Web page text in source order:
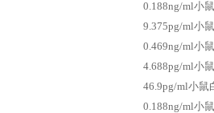
0.188ng/ml小
9.375pg/ml小
0.469ng/ml小
4.688pg/ml小
46.9pg/ml小鼠
0.188ng/ml小